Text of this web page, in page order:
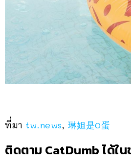
ที่มา tw.news, 琳妲是0蛋
ติดตาม CatDumb ได้ใ